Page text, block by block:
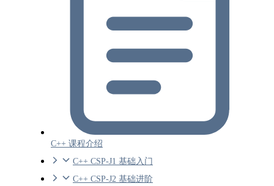
C++ 课程介绍
C++ CSP-J1 基础入门
C++ CSP-J2 基础进阶